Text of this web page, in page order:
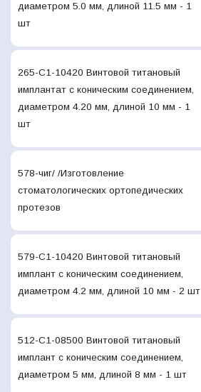
диаметром 5.0 мм, длиной 11.5 мм - 1
шт
265-С1-10420 Винтовой титановый
имплантат с коническим соединением,
диаметром 4.20 мм, длиной 10 мм - 1
шт
578-чиг/ /Изготовление
стоматологических ортопедических
протезов
579-С1-10420 Винтовой титановый
имплант с коническим соединением,
диаметром 4.2 мм, длиной 10 мм - 2 шт
512-С1-08500 Винтовой титановый
имплант с коническим соединением,
диаметром 5 мм, длиной 8 мм - 1 шт